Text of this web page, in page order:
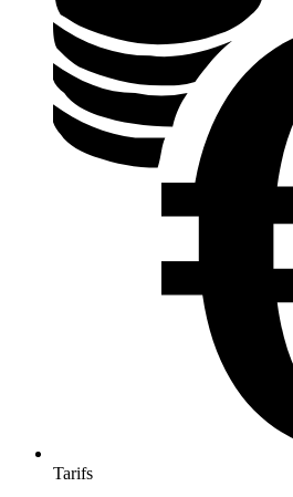
Tarifs